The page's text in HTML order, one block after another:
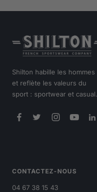
Shilton habille les hommes
et reflète les valeurs du
sport : sportwear et casual.
CONTACTEZ-NOUS
04 67 38 15 43